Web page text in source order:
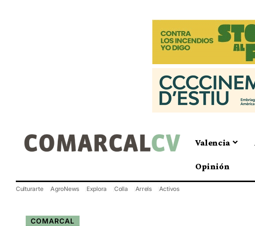
Valencia
Opinión
Culturarte AgroNews Explora Colla Arrels Activos
COMARCAL